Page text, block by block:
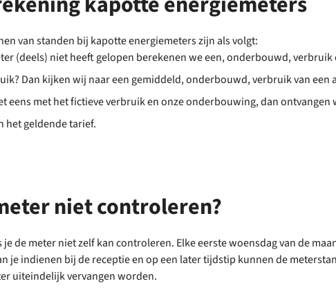
van standen bij kapotte energiemeters zijn als volgt:
(deels) niet heeft gelopen berekenen we een, onderbouwd,
Dan kijken wij naar een gemiddeld, onderbouwd, verbruik van
eens met het fictieve verbruik en onze onderbouwing, dan
het geldende tarief.
niet controleren?
je de meter niet zelf kan controleren. Elke eerste woensdag van de
je indienen bij de receptie en op een later tijdstip kunnen de
uiteindelijk vervangen worden.